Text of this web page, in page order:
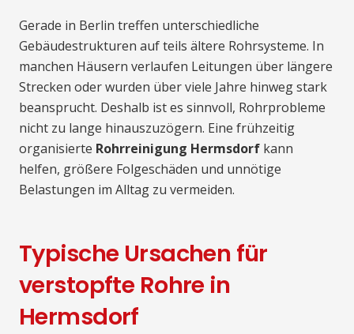
Gerade in Berlin treffen unterschiedliche
Gebäudestrukturen auf teils ältere Rohrsysteme. In
manchen Häusern verlaufen Leitungen über längere
Strecken oder wurden über viele Jahre hinweg stark
beansprucht. Deshalb ist es sinnvoll, Rohrprobleme
nicht zu lange hinauszuzögern. Eine frühzeitig
organisierte Rohrreinigung Hermsdorf kann
helfen, größere Folgeschäden und unnötige
Belastungen im Alltag zu vermeiden.
Typische Ursachen für
verstopfte Rohre in
Hermsdorf